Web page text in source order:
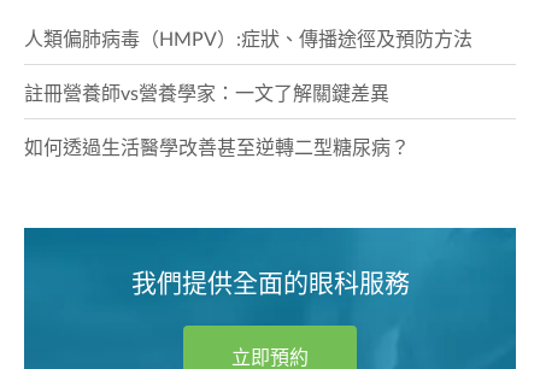
人類偏肺病毒（HMPV）:症狀、傳播途徑及預防方法
註冊營養師vs營養學家：一文了解關鍵差異
如何透過生活醫學改善甚至逆轉二型糖尿病？
我們提供全面的眼科服務
立即預約